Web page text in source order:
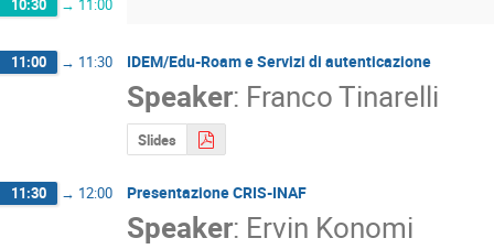
10:30 → 11:00
11:00 → 11:30 IDEM/Edu-Roam e Servizi di autenticazione
Speaker: Franco Tinarelli
Slides
11:30 → 12:00 Presentazione CRIS-INAF
Speaker: Ervin Konomi